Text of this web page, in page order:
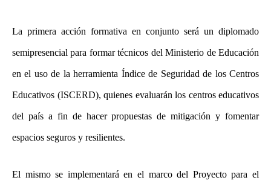
La primera acción formativa en conjunto será un diplomado
semipresencial para formar técnicos del Ministerio de Educación
en el uso de la herramienta Índice de Seguridad de los Centros
Educativos (ISCERD), quienes evaluarán los centros educativos
del país a fin de hacer propuestas de mitigación y fomentar
espacios seguros y resilientes.
El mismo se implementará en el marco del Proyecto para el